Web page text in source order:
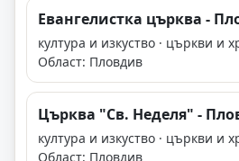
Евангелистка църква -
култура и изкуство · църкви и
Област: Пловдив
Църква "Св. Неделя" -
култура и изкуство · църкви и
Област: Пловдив